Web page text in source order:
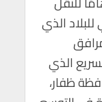
الذي
الذي
ظفار،